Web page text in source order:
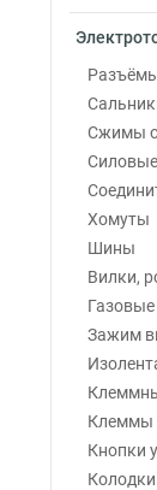
Сжимы
Хомуты
Шины
Вилки,
Газовые
Зажим
Клеммы
Кнопки
Колодки